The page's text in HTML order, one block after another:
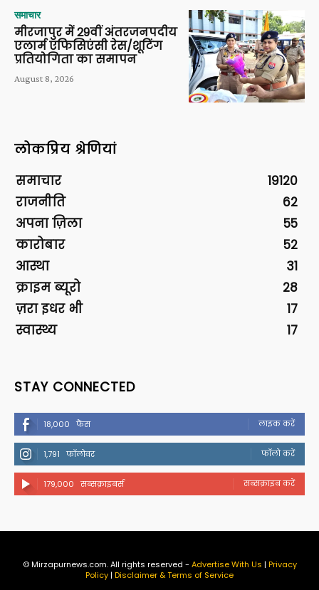
समाचार
मीरजापुर में 29वीं अंतरजनपदीय
एलार्म एफिसिएंसी रेस/शूटिंग
प्रतियोगिता का समापन
August 8, 2026
लोकप्रिय श्रेणियां
समाचार
19120
राजनीति
62
अपना ज़िला
55
कारोबार
52
आस्था
31
क्राइम ब्यूरो
28
ज़रा इधर भी
17
स्वास्थ्य
17
STAY CONNECTED
18,000 फैंस लाइक करें
1,791 फॉलोवर फॉलो करें
179,000 सब्सक्राइबर्स सब्सक्राइब करें
© Mirzapurnews.com. All rights reserved - Advertise With Us | Privacy
Policy| Disclaimer & Terms of Service